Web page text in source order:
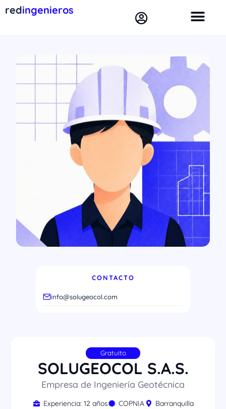
redingenieros
CONTACTO
info@solugeocol.com
Gratuito
SOLUGEOCOL S.A.S.
Empresa de Ingeniería Geotécnica
Experiencia: 12 años COPNIA Barranquilla